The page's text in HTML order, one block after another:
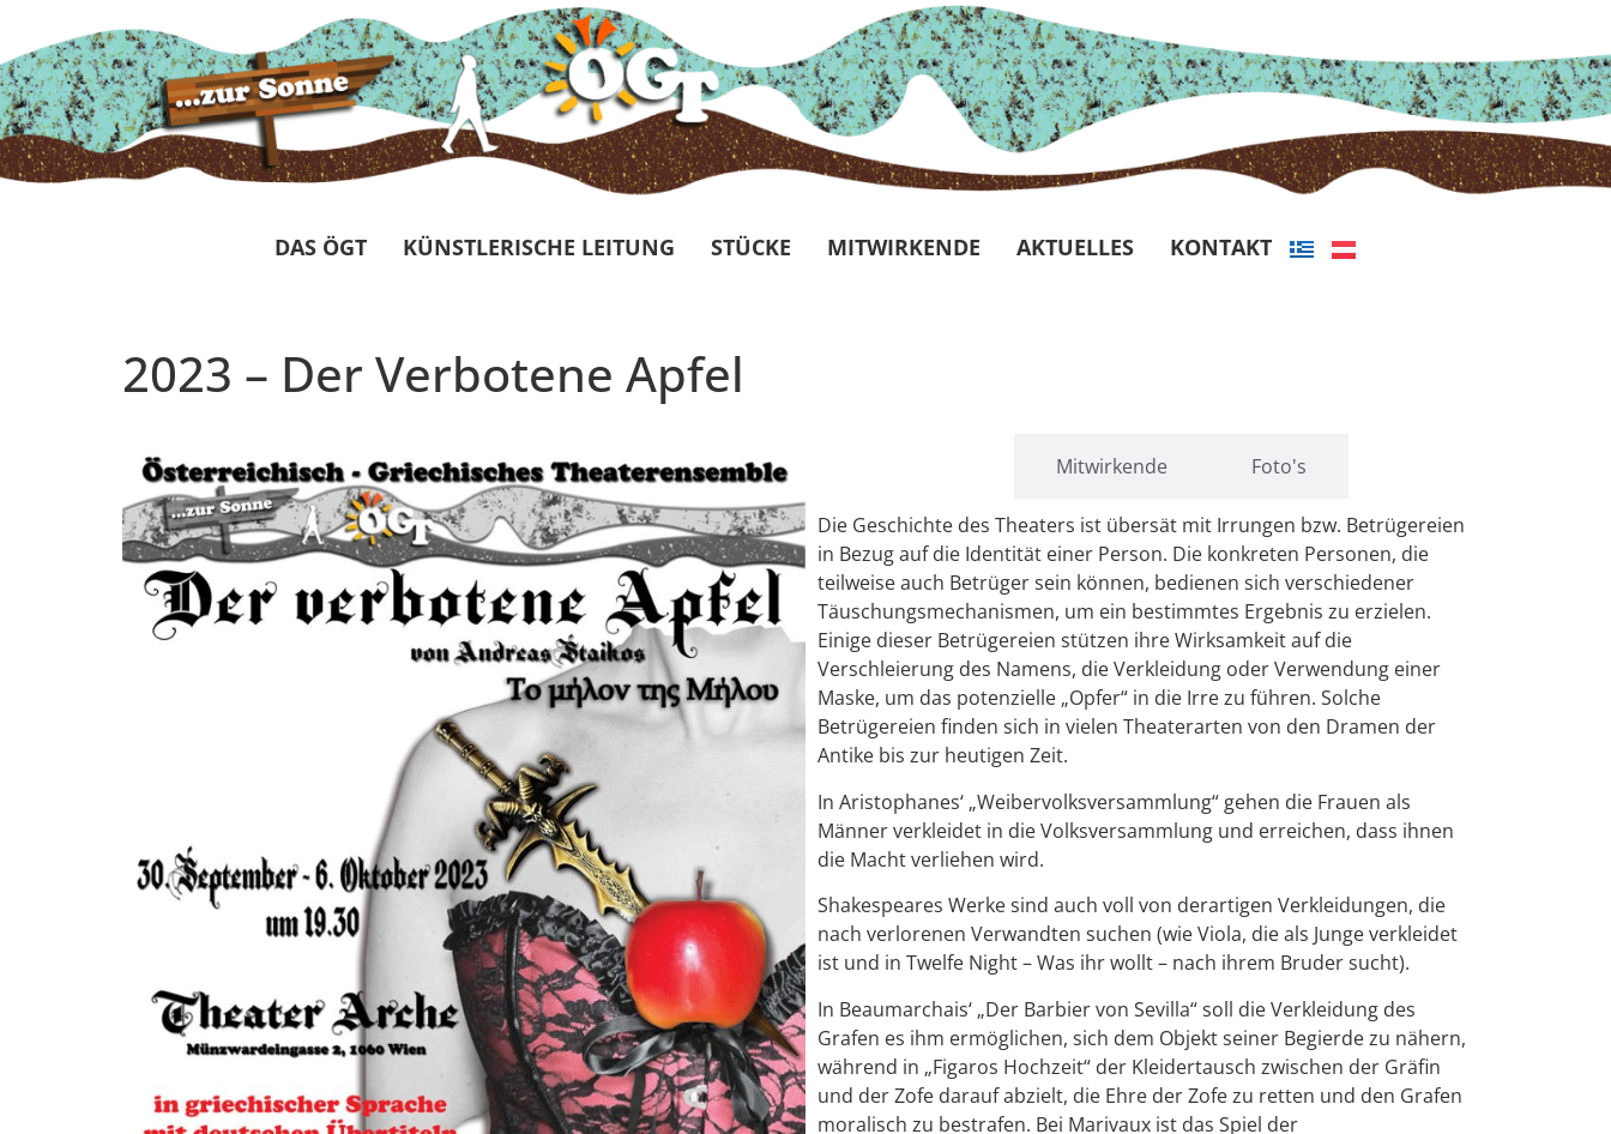
DAS ÖGT KÜNSTLERISCHE LEITUNG STÜCKE MITWIRKENDE AKTUELLES KONTAKT
2023 – Der Verbotene Apfel
Mitwirkende Foto's
Die Geschichte des Theaters ist übersät mit Irrungen bzw. Betrügereien
in Bezug auf die Identität einer Person. Die konkreten Personen, die
teilweise auch Betrüger sein können, bedienen sich verschiedener
Täuschungsmechanismen, um ein bestimmtes Ergebnis zu erzielen.
Einige dieser Betrügereien stützen ihre Wirksamkeit auf die
Verschleierung des Namens, die Verkleidung oder Verwendung einer
Maske, um das potenzielle „Opfer“ in die Irre zu führen. Solche
Betrügereien finden sich in vielen Theaterarten von den Dramen der
Antike bis zur heutigen Zeit.
In Aristophanes‘ „Weibervolksversammlung“ gehen die Frauen als
Männer verkleidet in die Volksversammlung und erreichen, dass ihnen
die Macht verliehen wird.
Shakespeares Werke sind auch voll von derartigen Verkleidungen, die
nach verlorenen Verwandten suchen (wie Viola, die als Junge verkleidet
ist und in Twelfe Night – Was ihr wollt – nach ihrem Bruder sucht).
In Beaumarchais‘ „Der Barbier von Sevilla“ soll die Verkleidung des
Grafen es ihm ermöglichen, sich dem Objekt seiner Begierde zu nähern,
während in „Figaros Hochzeit“ der Kleidertausch zwischen der Gräfin
und der Zofe darauf abzielt, die Ehre der Zofe zu retten und den Grafen
moralisch zu bestrafen. Bei Marivaux ist das Spiel der